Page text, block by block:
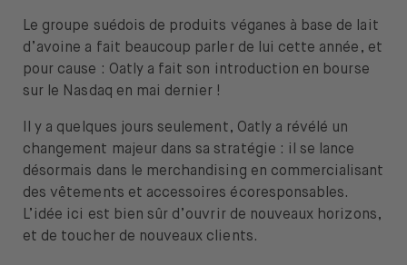
Le groupe suédois de produits véganes à base de lait
d’avoine a fait beaucoup parler de lui cette année, et
pour cause : Oatly a fait son introduction en bourse
sur le Nasdaq en mai dernier !
Il y a quelques jours seulement, Oatly a révélé un
changement majeur dans sa stratégie : il se lance
désormais dans le merchandising en commercialisant
des vêtements et accessoires écoresponsables.
L’idée ici est bien sûr d’ouvrir de nouveaux horizons,
et de toucher de nouveaux clients.